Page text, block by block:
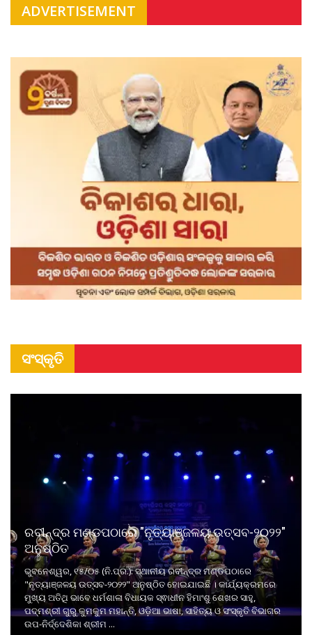
ADVERTISEMENT
ସଂସ୍କୃତି
ରବୀନ୍ଦ୍ର ମଣ୍ଡପଠାରେ "ନୃତ୍ୟାଞ୍ଜଳୟ ଉତ୍ସବ-୨୦୨୨"
ଅନୁଷ୍ଠିତ
ଭୁବନେଶ୍ୱର, ୧୫/୦୫ (ନି.ପ୍ର.): ସ୍ଥାନୀୟ ରବୀନ୍ଦ୍ର ମଣ୍ଡପଠାରେ
"ନୃତ୍ୟାଞ୍ଜଳୟ ଉତ୍ସବ-୨୦୨୨" ଅନୁଷ୍ଠିତ ହୋଇଯାଇଛି । କାର୍ଯ୍ୟକ୍ରମରେ
ମୁଖ୍ୟ ଅତିଥି ଭାବେ ଧର୍ମଶାଳା ବିଧାୟକ ସ୍ଵାଧୀନ ହିମାଂଶୁ ଶେଖର ସାହୁ,
ପଦ୍ମଶ୍ରୀ ଗୁରୁ କୁମକୁମ ମହାନ୍ତି, ଓଡ଼ିଆ ଭାଷା, ସାହିତ୍ୟ ଓ ସଂସ୍କୃତି ବିଭାଗର
ଉପ-ନିର୍ଦ୍ଦେଶିକା ଶ୍ରୀମ ...